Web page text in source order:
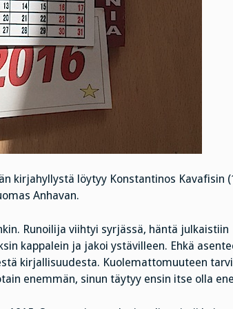
kirjahyllystä löytyy Konstantinos Kavafisin
Anhavan.
Runoilija viihtyi syrjässä, häntä julkaistiin
kappalein ja jakoi ystävilleen. Ehkä
kirjallisuudesta. Kuolemattomuuteen
enemmän, sinun täytyy ensin itse olla